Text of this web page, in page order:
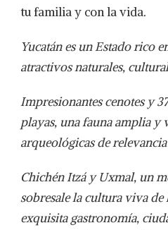
tu familia y con la vida.
Yucatán es un Estado rico
atractivos naturales,
Impresionantes cenotes y
playas, una fauna amplia y
arqueológicas de
Chichén Itzá y Uxmal, un
sobresale la cultura viva de
exquisita gastronomía,